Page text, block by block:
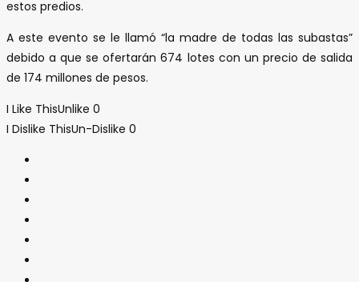
estos predios.
A este evento se le llamó “la madre de todas las subastas”
debido a que se ofertarán 674 lotes con un precio de salida
de 174 millones de pesos.
I Like ThisUnlike 0
I Dislike ThisUn-Dislike 0